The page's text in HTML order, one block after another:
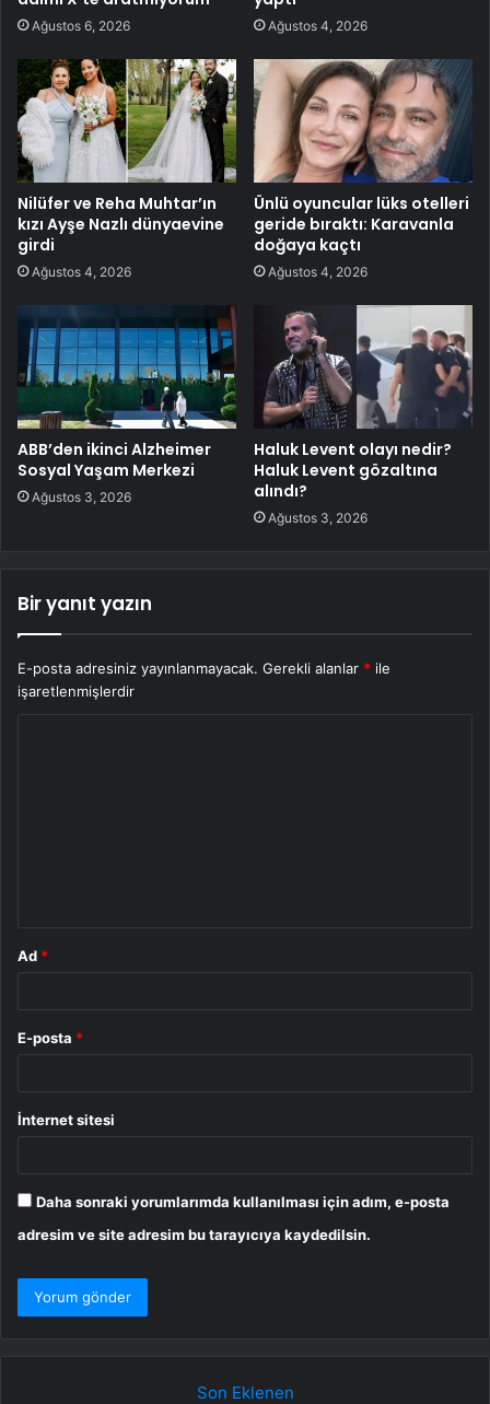
Ağustos 6, 2026 Ağustos 4, 2026
Nilüfer ve Reha Muhtar’ın
kızı Ayşe Nazlı dünyaevine
girdi
Ağustos 4, 2026
Ünlü oyuncular lüks otelleri
geride bıraktı: Karavanla
doğaya kaçtı
Ağustos 4, 2026
ABB’den ikinci Alzheimer
Sosyal Yaşam Merkezi
Ağustos 3, 2026
Haluk Levent olayı nedir?
Haluk Levent gözaltına
alındı?
Ağustos 3, 2026
Bir yanıt yazın
E-posta adresiniz yayınlanmayacak. Gerekli alanlar * ile
işaretlenmişlerdir
Ad *
E-posta *
İnternet sitesi
Daha sonraki yorumlarımda kullanılması için adım, e-posta
adresim ve site adresim bu tarayıcıya kaydedilsin.
Son Eklenen